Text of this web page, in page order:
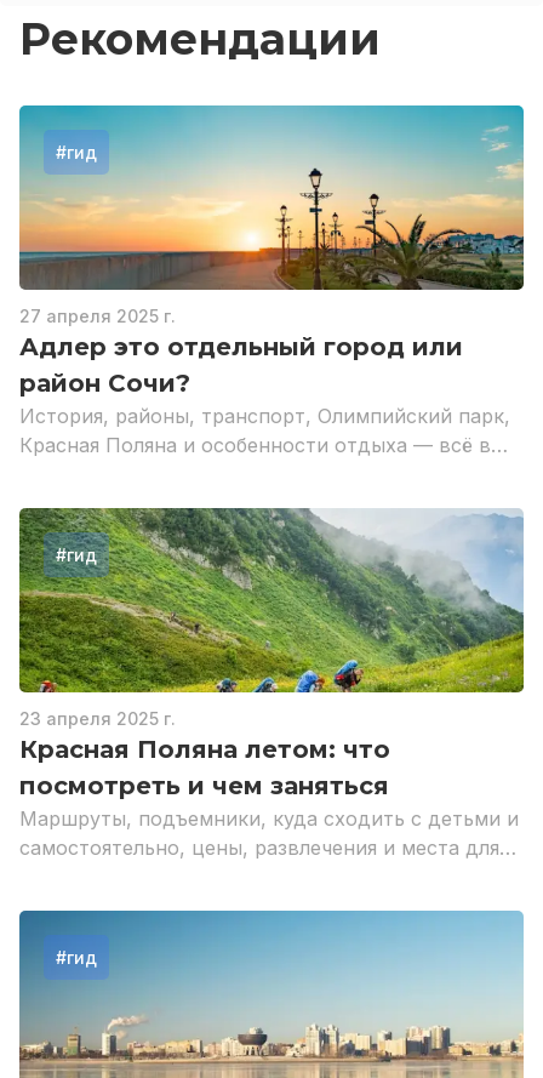
Рекомендации
#гид
27 апреля 2025 г.
Адлер это отдельный город или
район Сочи?
История, районы, транспорт, Олимпийский парк,
Красная Поляна и особенности отдыха — всё в
#гид
23 апреля 2025 г.
Красная Поляна летом: что
посмотреть и чем заняться
Маршруты, подъемники, куда сходить с детьми и
самостоятельно, цены, развлечения и места для
#гид